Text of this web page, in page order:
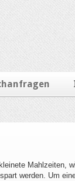
Mahlzeiten,
werden. Um